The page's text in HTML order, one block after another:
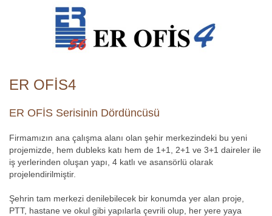
ER OFİS4
ER OFİS Serisinin Dördüncüsü
Firmamızın ana çalışma alanı olan şehir merkezindeki bu yeni
projemizde, hem dubleks katı hem de 1+1, 2+1 ve 3+1 daireler ile
iş yerlerinden oluşan yapı, 4 katlı ve asansörlü olarak
projelendirilmiştir.
Şehrin tam merkezi denilebilecek bir konumda yer alan proje,
PTT, hastane ve okul gibi yapılarla çevrili olup, her yere yaya